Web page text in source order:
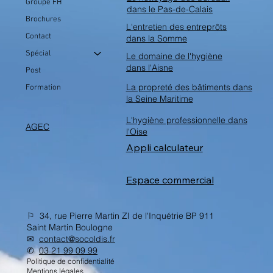
Vous avez un compte, découvrez le tarif.
Groupe FH
Brochures
Contact
Spécial
Post
Formation
AGEC
dans le Pas-de-Calais
L'entretien des entreprôts
dans la Somme
Le domaine de l'hygiène
dans l'Aisne
La propreté des bâtiments dans
la Seine Maritime
L'hygiène professionnelle dans
l'Oise
Espace commercial
Appli calculateur
⚐ 34, rue Pierre Martin ZI de l'Inquétrie BP 911
Saint Martin Boulogne
✉︎ contact@socoldis.fr
✆03 21 99 09 99
Politique de confidentialité
Mentions légales